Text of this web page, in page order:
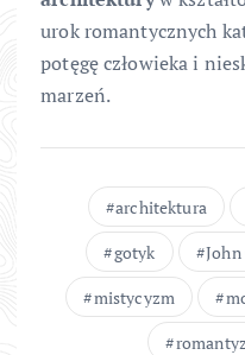
urok romantycznych
potęgę człowieka i
marzeń.
architektura
gotyk
mistycyzm